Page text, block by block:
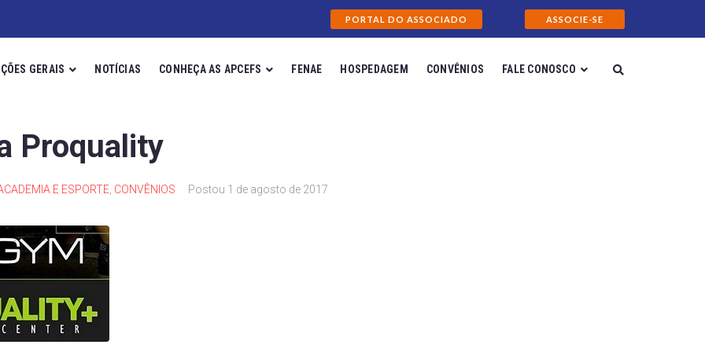
PORTAL DO ASSOCIADO ASSOCIE-SE
GERAIS NOTÍCIAS CONHEÇA AS APCEFS FENAE HOSPEDAGEM CONVÊNIOS FALE CONOSCO
Proquality
E ESPORTE CONVÊNIOS Postou 1 de agosto de 2017